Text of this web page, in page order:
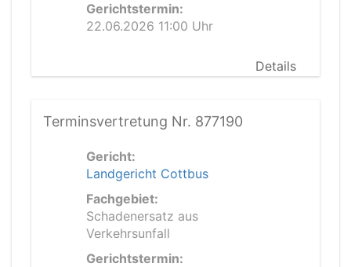
Gerichtstermin:
22.06.2026 11:00 Uhr
Details
Terminsvertretung Nr. 877190
Gericht:
Landgericht Cottbus
Fachgebiet:
Schadenersatz aus
Verkehrsunfall
Gerichtstermin: